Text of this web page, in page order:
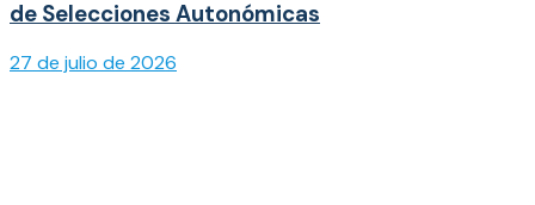
de Selecciones Autonómicas
27 de julio de 2026